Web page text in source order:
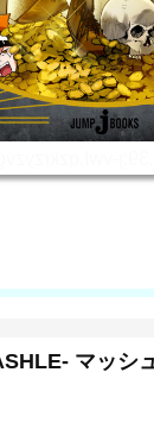
マッシ